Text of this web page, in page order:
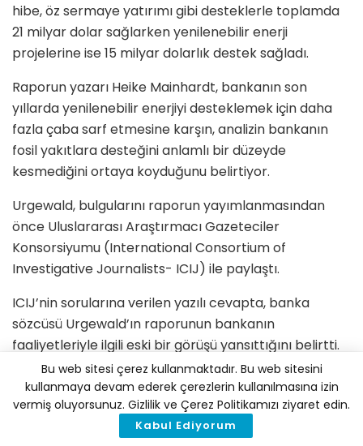
hibe, öz sermaye yatırımı gibi desteklerle toplamda
21 milyar dolar sağlarken yenilenebilir enerji
projelerine ise 15 milyar dolarlık destek sağladı.
Raporun yazarı Heike Mainhardt, bankanın son
yıllarda yenilenebilir enerjiyi desteklemek için daha
fazla çaba sarf etmesine karşın, analizin bankanın
fosil yakıtlara desteğini anlamlı bir düzeyde
kesmediğini ortaya koyduğunu belirtiyor.
Urgewald, bulgularını raporun yayımlanmasından
önce Uluslararası Araştırmacı Gazeteciler
Konsorsiyumu (International Consortium of
Investigative Journalists- ICIJ) ile paylaştı.
ICIJ’nin sorularına verilen yazılı cevapta, banka
sözcüsü Urgewald’ın raporunun bankanın
faaliyetleriyle ilgili eski bir görüşü yansıttığını belirtti.
Sözcü, Dünya Bankası’nın kömürle çalışan elektrik
santrallarına verdiği desteği sona erdirdiğini, 2019
yılının sonuna kadar ise petrol ve gaz üretimine
ayrılan fonların neredeyse tümünü durdurmayı
Bu web sitesi çerez kullanmaktadır. Bu web sitesini
kullanmaya devam ederek çerezlerin kullanılmasına izin
vermiş oluyorsunuz. Gizlilik ve Çerez Politikamızı ziyaret edin.
Kabul Ediyorum